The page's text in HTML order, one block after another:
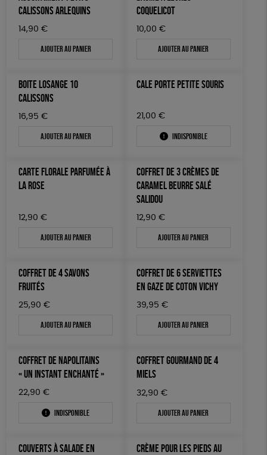
LIVRES
JEUX
SOLICADEAUX
Fabriqué en Espagne ESAT GOTS
Fabriqué en France Agriculture Biologique
CALISSONS ARLEQUINS
14,90 €
Ajouter au panier
COQUELICOT
10,00 €
Ajouter au panier
BOITE LOSANGE 10
CALISSONS
16,95 €
Ajouter au panier
CALE PORTE PETITE SOURIS
21,00 €
Indisponible
CARTE FLORALE PARFUMÉE À
LA ROSE
12,90 €
Ajouter au panier
COFFRET DE 3 CRÈMES DE
CARAMEL BEURRE SALÉ
SALIDOU
12,90 €
Ajouter au panier
COFFRET DE 4 SAVONS
FRUITÉS
25,90 €
Ajouter au panier
COFFRET DE 6 SERVIETTES
EN GAZE DE COTON VICHY
39,95 €
Ajouter au panier
COFFRET DE NAPOLITAINS
« UN INSTANT ENCHANTÉ »
22,90 €
Indisponible
COFFRET GOURMAND DE 4
MIELS
32,90 €
Ajouter au panier
COUVERTS À SALADE EN
CRÈME POUR LES PIEDS AU